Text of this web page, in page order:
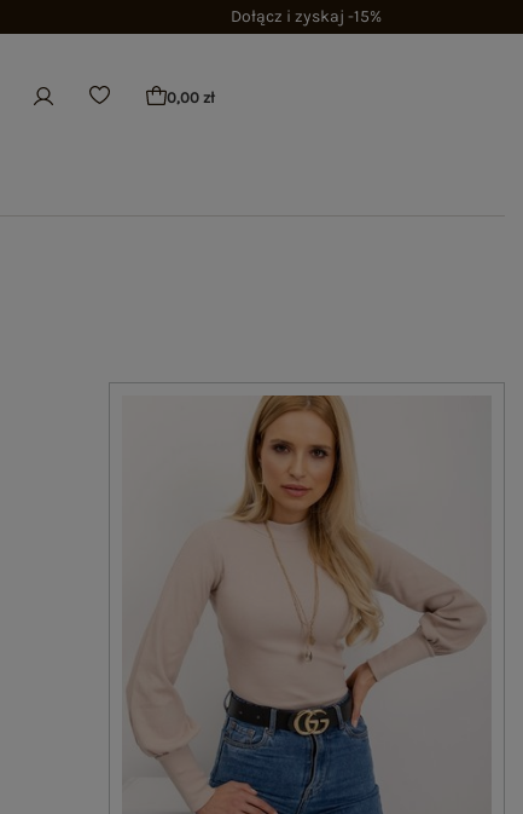
Dołącz i zyskaj -15%
0,00 zł